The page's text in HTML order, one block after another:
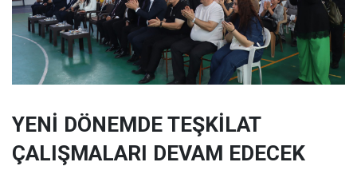
YENİ DÖNEMDE TEŞKİLAT
ÇALIŞMALARI DEVAM EDECEK